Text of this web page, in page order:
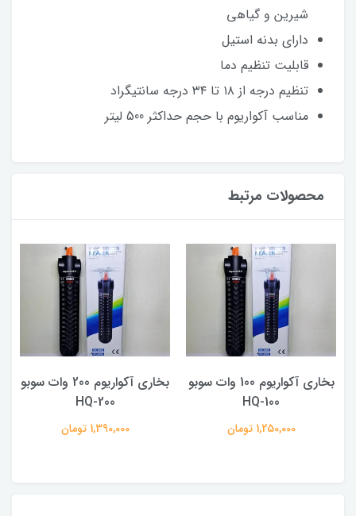
شیرین و گیاهی
دارای بدنه استیل
قابلیت تنظیم دما
تنظیم درجه از ۱۸ تا ۳۴ درجه سانتیگراد
مناسب آکواریوم با حجم حداکثر 500 لیتر
محصولات مرتبط
بخاری آکواریوم 100 وات سوبو
HQ-100
1,250,000 تومان
بخاری آکواریوم 200 وات سوبو
HQ-200
1,390,000 تومان